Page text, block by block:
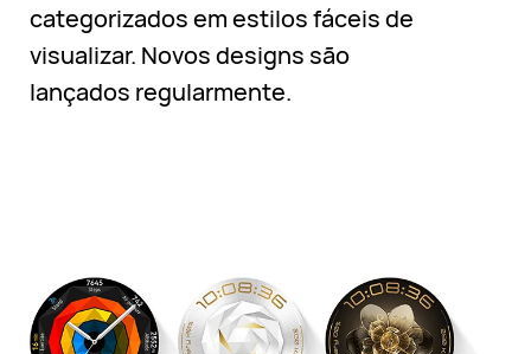
categorizados em estilos fáceis de
visualizar. Novos designs são
lançados regularmente.